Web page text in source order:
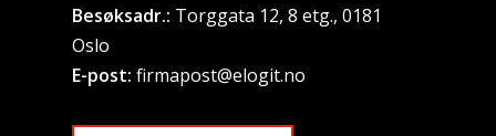
Besøksadr.: Torggata 12, 8 etg., 0181
Oslo
E-post: firmapost@elogit.no